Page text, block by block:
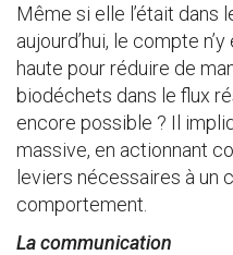
Même si elle l’était dans
aujourd’hui, le compte
haute pour réduire de
biodéchets dans le flux
encore possible ? Il
massive, en actionnant
leviers nécessaires à un
comportement.
La communication